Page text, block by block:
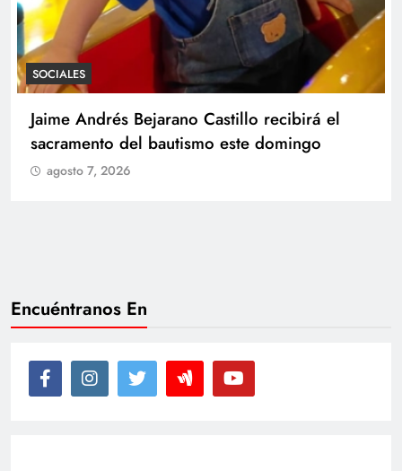
SOCIALES
Con amor y alegría celebran el cumpleaños
de Juan
agosto 7, 2026
Encuéntranos En